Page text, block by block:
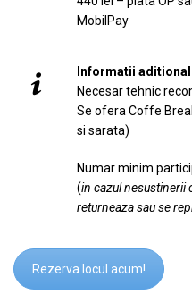
MobilPay
Informatii
Necesar tehnic
Se ofera Coffe
si sarata)
Numar minim
(in cazul nesustinerii
returneaza sau se
Rezerva locul acum!